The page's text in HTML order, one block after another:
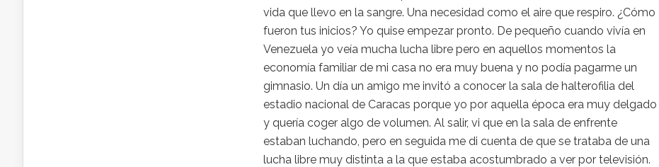
vida que llevo en la sangre. Una necesidad como el aire que respiro. ¿Cómo
fueron tus inicios? Yo quise empezar pronto. De pequeño cuando vivía en
Venezuela yo veía mucha lucha libre pero en aquellos momentos la
economía familiar de mi casa no era muy buena y no podía pagarme un
gimnasio. Un día un amigo me invitó a conocer la sala de halterofilia del
estadio nacional de Caracas porque yo por aquella época era muy delgado
y quería coger algo de volumen. Al salir, vi que en la sala de enfrente
estaban luchando, pero en seguida me di cuenta de que se trataba de una
lucha libre muy distinta a la que estaba acostumbrado a ver por televisión.